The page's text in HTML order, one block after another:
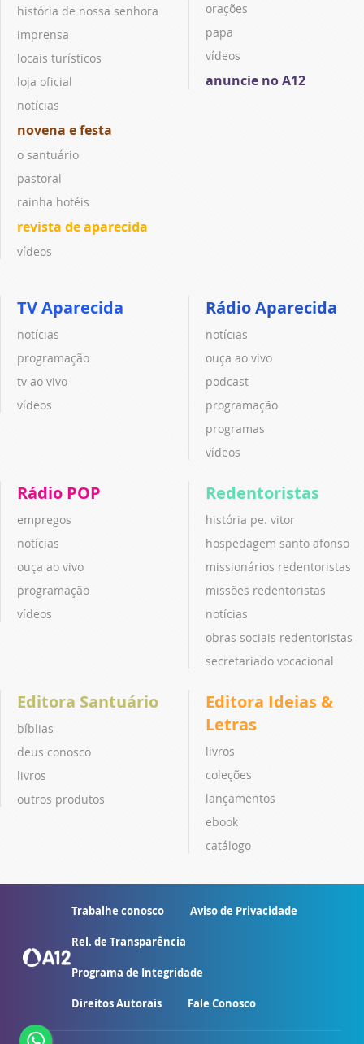
história de nossa senhora
imprensa
locais turísticos
loja oficial
notícias
novena e festa
o santuário
pastoral
rainha hotéis
revista de aparecida
vídeos
orações
papa
vídeos
anuncie no A12
TV Aparecida
notícias
programação
tv ao vivo
vídeos
Rádio Aparecida
notícias
ouça ao vivo
podcast
programação
programas
vídeos
Rádio POP
empregos
notícias
ouça ao vivo
programação
vídeos
Redentoristas
história pe. vitor
hospedagem santo afonso
missionários redentoristas
missões redentoristas
notícias
obras sociais redentoristas
secretariado vocacional
Editora Santuário
bíblias
deus conosco
livros
outros produtos
Editora Ideias &
Letras
livros
coleções
lançamentos
ebook
catálogo
Trabalhe conosco Aviso de Privacidade
Rel. de Transparência
Programa de Integridade
Direitos Autorais Fale Conosco